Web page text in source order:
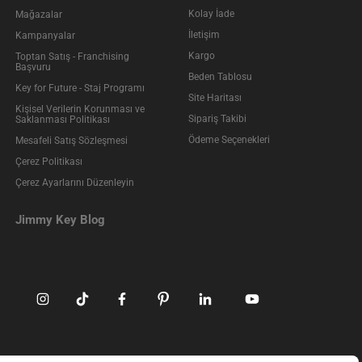
Mağazalar
Kampanyalar
Toptan Satış - Franchising
Başvuru
Key for Future - Staj Programı
Kişisel Verilerin Korunması ve
Saklanması Politikası
Mesafeli Satış Sözleşmesi
Çerez Politikası
Çerez Ayarlarını Düzenleyin
Jimmy Key Blog
Kolay İade
İletişim
Kargo
Beden Tablosu
Site Haritası
Sipariş Takibi
Ödeme Seçenekleri